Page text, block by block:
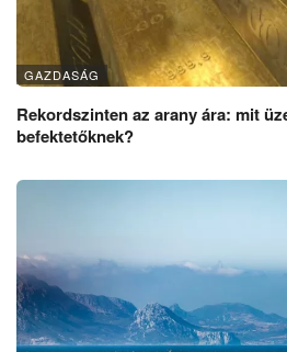
GAZDASÁG
Rekordszinten az arany ára: mit
befektetőknek?